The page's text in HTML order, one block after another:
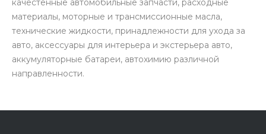
качестенные автомобильные запчасти, расходные
материалы, моторные и трансмиссионные масла,
технические жидкости, принадлежности для ухода за
авто, аксессуары для интерьера и экстерьера авто,
аккумуляторные батареи, автохимию различной
направленности.